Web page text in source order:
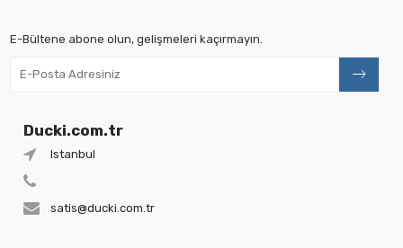
Ducki.com.tr
Istanbul
satis@ducki.com.tr
E-Bültene abone olun, gelişmeleri kaçırmayın.